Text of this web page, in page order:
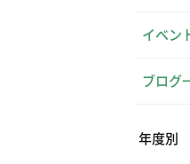
イベン
ブログ
年度別